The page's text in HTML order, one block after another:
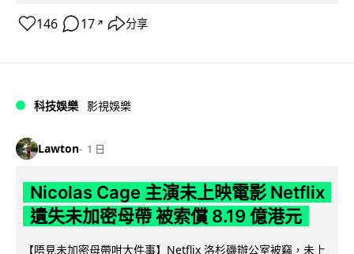
146 17 ↗ 分享
科技娛樂 影視娛樂
Lawton 1 日
Nicolas Cage 主演未上映電影 Netflix
遺失未加密母帶 被索償 8.19 億港元
【唔見未加密母帶咁大件事】Netflix 洛杉磯辦公室被竊，未上